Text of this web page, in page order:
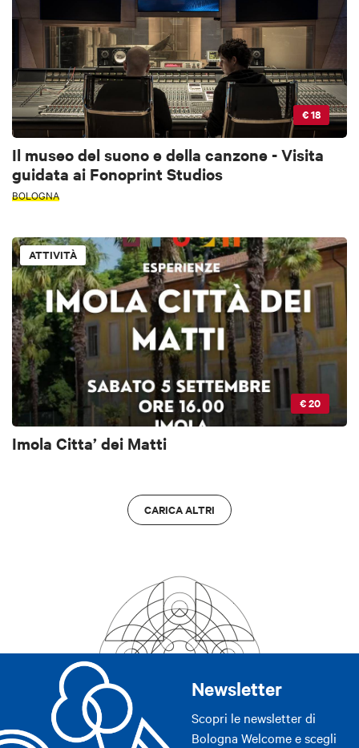
€ 18
Il museo del suono e della canzone - Visita
guidata ai Fonoprint Studios
BOLOGNA
ATTIVITÀ
€ 20
Imola Citta’ dei Matti
CARICA ALTRI
Newsletter
Scopri le newsletter di
Bologna Welcome e scegli